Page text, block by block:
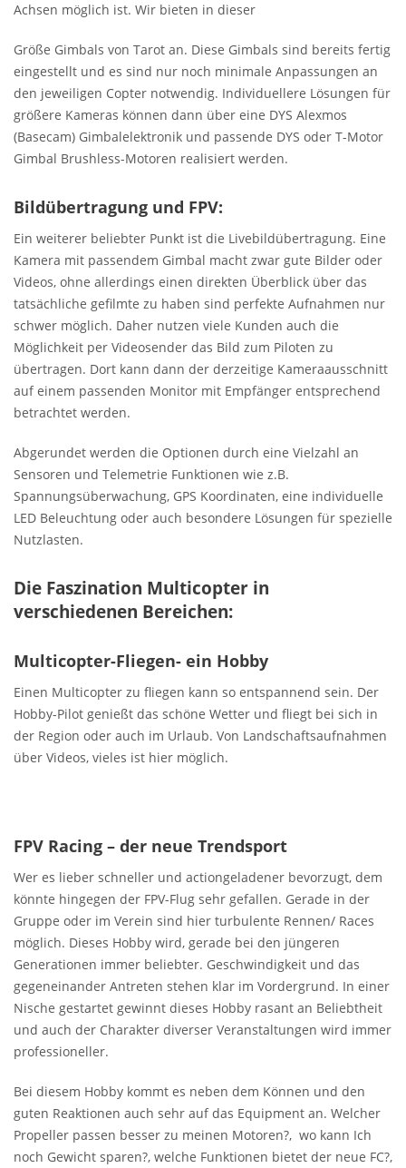
Achsen möglich ist. Wir bieten in dieser
Größe Gimbals von Tarot an. Diese Gimbals sind bereits fertig
eingestellt und es sind nur noch minimale Anpassungen an
den jeweiligen Copter notwendig. Individuellere Lösungen für
größere Kameras können dann über eine DYS Alexmos
(Basecam) Gimbalelektronik und passende DYS oder T-Motor
Gimbal Brushless-Motoren realisiert werden.
Bildübertragung und FPV:
Ein weiterer beliebter Punkt ist die Livebildübertragung. Eine
Kamera mit passendem Gimbal macht zwar gute Bilder oder
Videos, ohne allerdings einen direkten Überblick über das
tatsächliche gefilmte zu haben sind perfekte Aufnahmen nur
schwer möglich. Daher nutzen viele Kunden auch die
Möglichkeit per Videosender das Bild zum Piloten zu
übertragen. Dort kann dann der derzeitige Kameraausschnitt
auf einem passenden Monitor mit Empfänger entsprechend
betrachtet werden.
Abgerundet werden die Optionen durch eine Vielzahl an
Sensoren und Telemetrie Funktionen wie z.B.
Spannungsüberwachung, GPS Koordinaten, eine individuelle
LED Beleuchtung oder auch besondere Lösungen für spezielle
Nutzlasten.
Die Faszination Multicopter in
verschiedenen Bereichen:
Multicopter-Fliegen- ein Hobby
Einen Multicopter zu fliegen kann so entspannend sein. Der
Hobby-Pilot genießt das schöne Wetter und fliegt bei sich in
der Region oder auch im Urlaub. Von Landschaftsaufnahmen
über Videos, vieles ist hier möglich.
FPV Racing – der neue Trendsport
Wer es lieber schneller und actiongeladener bevorzugt, dem
könnte hingegen der FPV-Flug sehr gefallen. Gerade in der
Gruppe oder im Verein sind hier turbulente Rennen/ Races
möglich. Dieses Hobby wird, gerade bei den jüngeren
Generationen immer beliebter. Geschwindigkeit und das
gegeneinander Antreten stehen klar im Vordergrund. In einer
Nische gestartet gewinnt dieses Hobby rasant an Beliebtheit
und auch der Charakter diverser Veranstaltungen wird immer
professioneller.
Bei diesem Hobby kommt es neben dem Können und den
guten Reaktionen auch sehr auf das Equipment an. Welcher
Propeller passen besser zu meinen Motoren?, wo kann Ich
noch Gewicht sparen?, welche Funktionen bietet der neue FC?,